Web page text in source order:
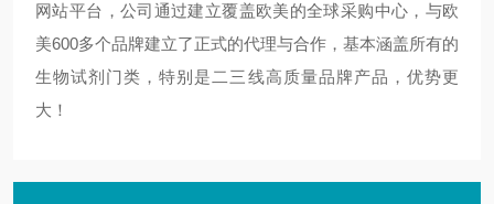
网站平台，公司通过建立覆盖欧美的全球采购中心，与欧
美600多个品牌建立了正式的代理与合作，基本涵盖所有的
生物试剂门类，特别是二三线高质量品牌产品，优势更
大！